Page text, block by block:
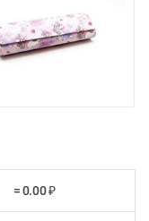
= 0.00 ₽